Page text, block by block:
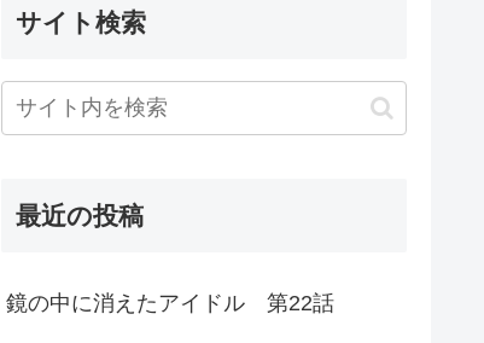
サイト検索
最近の投稿
鏡の中に消えたアイドル 第22話